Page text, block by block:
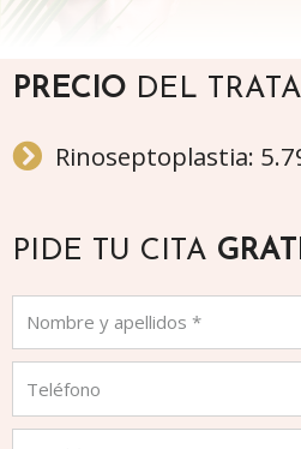
PRECIO DEL
Rinoseptoplastia:
PIDE TU CITA